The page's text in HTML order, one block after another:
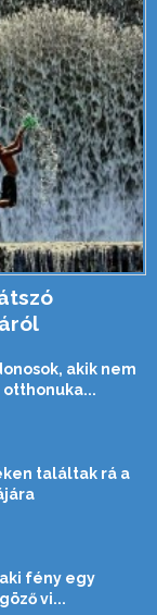
akik nem
találtak rá a
fény egy
vi...